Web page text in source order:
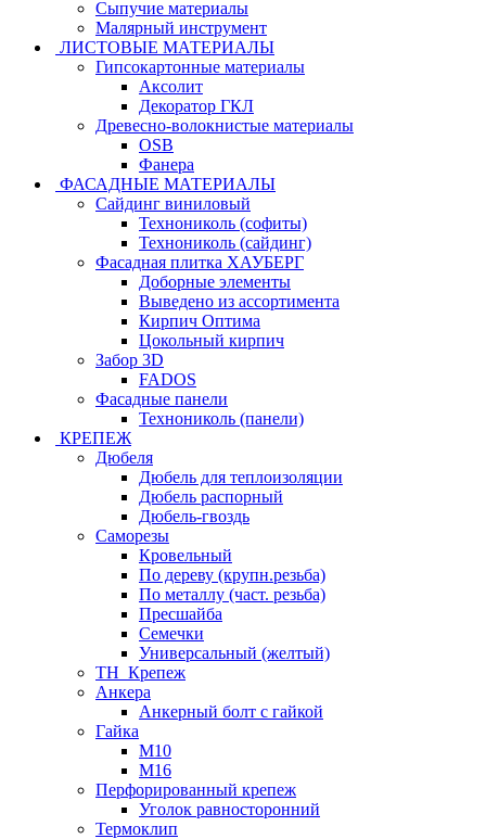
Сыпучие материалы
Малярный инструмент
ЛИСТОВЫЕ МАТЕРИАЛЫ
Гипсокартонные материалы
Аксолит
Декоратор ГКЛ
Древесно-волокнистые материалы
OSB
Фанера
ФАСАДНЫЕ МАТЕРИАЛЫ
Сайдинг виниловый
Технониколь (софиты)
Технониколь (сайдинг)
Фасадная плитка ХАУБЕРГ
Доборные элементы
Выведено из ассортимента
Кирпич Оптима
Цокольный кирпич
Забор 3D
FADOS
Фасадные панели
Технониколь (панели)
КРЕПЕЖ
Дюбеля
Дюбель для теплоизоляции
Дюбель распорный
Дюбель-гвоздь
Саморезы
Кровельный
По дереву (крупн.резьба)
По металлу (част. резьба)
Пресшайба
Семечки
Универсальный (желтый)
ТН_Крепеж
Анкера
Анкерный болт с гайкой
Гайка
М10
М16
Перфорированный крепеж
Уголок равносторонний
Термоклип